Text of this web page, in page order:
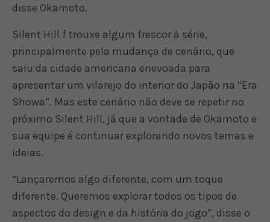
disse Okamoto.
Silent Hill f trouxe algum frescor à série,
principalmente pela mudança de cenário, que
saiu da cidade americana enevoada para
apresentar um vilarejo do interior do Japão na “Era
Showa”. Mas este cenário não deve se repetir no
próximo Silent Hill, já que a vontade de Okamoto e
sua equipe é continuar explorando novos temas e
ideias.
“Lançaremos algo diferente, com um toque
diferente. Queremos explorar todos os tipos de
aspectos do design e da história do jogo”, disse o